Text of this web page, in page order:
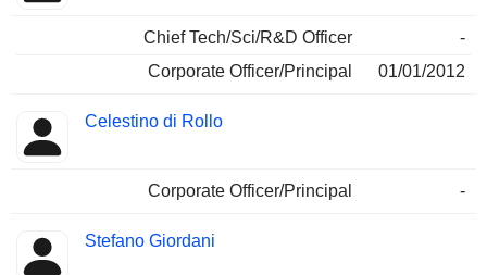
Chief Tech/Sci/R&D Officer
-
Corporate Officer/Principal
01/01/2012
Celestino di Rollo
Corporate Officer/Principal -
Stefano Giordani